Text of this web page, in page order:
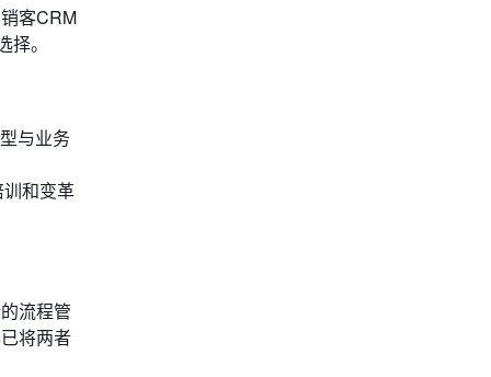
客CRM
。
与业务
和变革
流程管
将两者